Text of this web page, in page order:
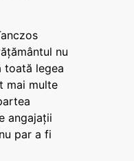
nu
toată legea
mai multe
angajații
par a fi